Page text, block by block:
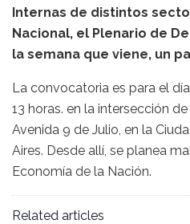
Internas de distintos
Nacional, el Plenario de
la semana que viene, un
La convocatoria es para el
13 horas. en la intersección
Avenida 9 de Julio, en la
Aires. Desde allí, se planea
Economía de la Nación.
Related articles